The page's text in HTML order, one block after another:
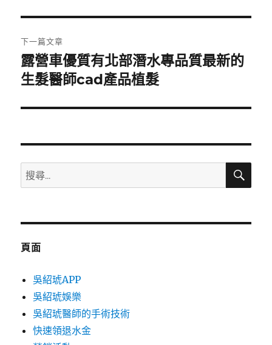
覽
文
章:
下一篇文章
下
一
文
露營車優質有北部潛水專品質最新的
生髮醫師cad產品植髮
搜
尋
鍵
搜
頁面
吳紹琥APP
吳紹琥娛樂
吳紹琥醫師的手術技術
快速領退水金